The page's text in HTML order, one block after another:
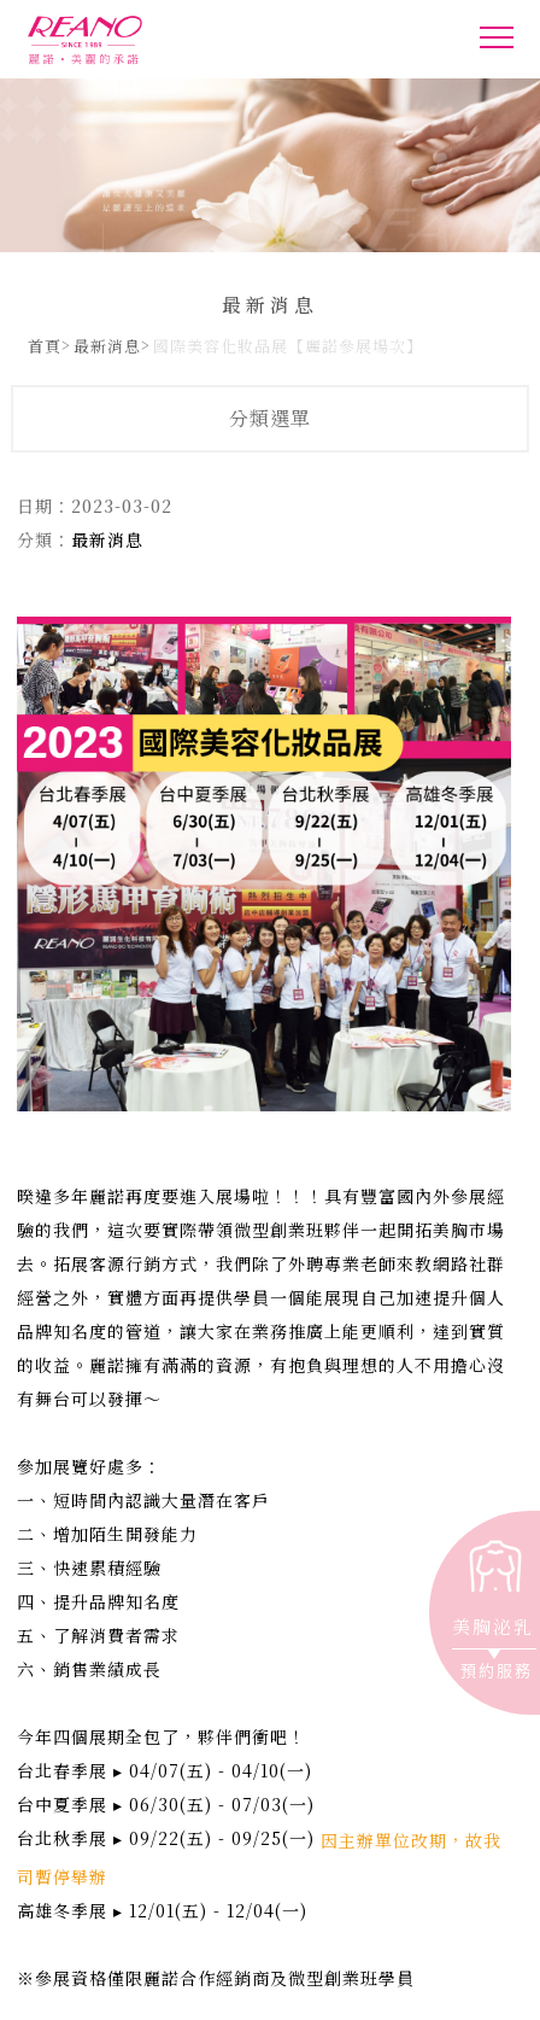
最新消息
首頁 最新消息 國際美容化妝品展【麗諾參展場次】
分類選單
日期： 2023-03-02
分類： 最新消息
暌違多年麗諾再度要進入展場啦！！！具有豐富國內外參展經
驗的我們，這次要實際帶領微型創業班夥伴一起開拓美胸市場
去。拓展客源行銷方式，我們除了外聘專業老師來教網路社群
經營之外，實體方面再提供學員一個能展現自己加速提升個人
品牌知名度的管道，讓大家在業務推廣上能更順利，達到實質
的收益。麗諾擁有滿滿的資源，有抱負與理想的人不用擔心沒
有舞台可以發揮～
參加展覽好處多：
一、短時間內認識大量潛在客戶
二、增加陌生開發能力
三、快速累積經驗
四、提升品牌知名度
五、了解消費者需求
六、銷售業績成長
今年四個展期全包了，夥伴們衝吧！
台北春季展 ▸ 04/07(五) - 04/10(一)
台中夏季展 ▸ 06/30(五) - 07/03(一)
台北秋季展 ▸ 09/22(五) - 09/25(一) 因主辦單位改期，故我
司暫停舉辦
高雄冬季展 ▸ 12/01(五) - 12/04(一)
※參展資格僅限麗諾合作經銷商及微型創業班學員
美胸泌乳
預約服務